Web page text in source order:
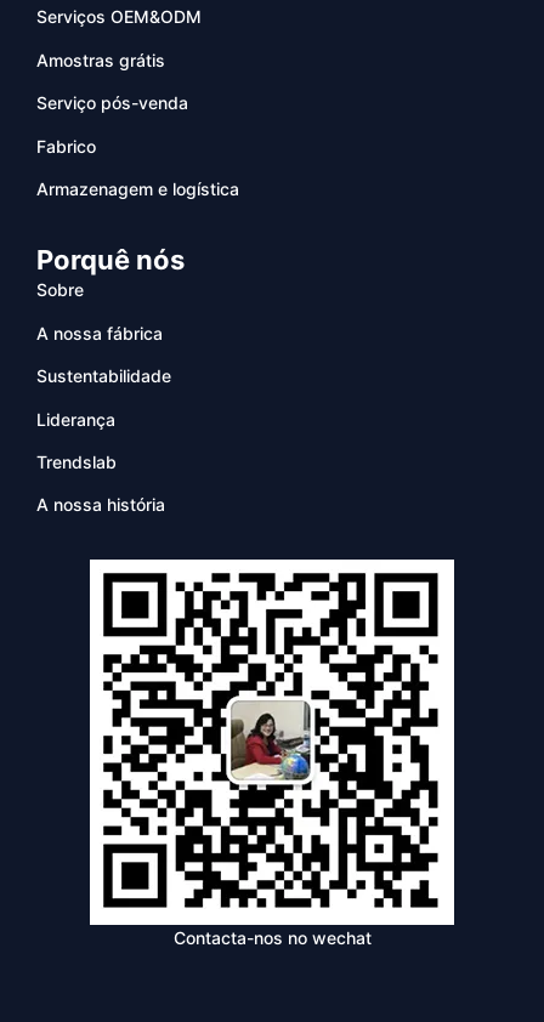
Serviços OEM&ODM
Amostras grátis
Serviço pós-venda
Fabrico
Armazenagem e logística
Porquê nós
Sobre
A nossa fábrica
Sustentabilidade
Liderança
Trendslab
A nossa história
Contacta-nos no wechat